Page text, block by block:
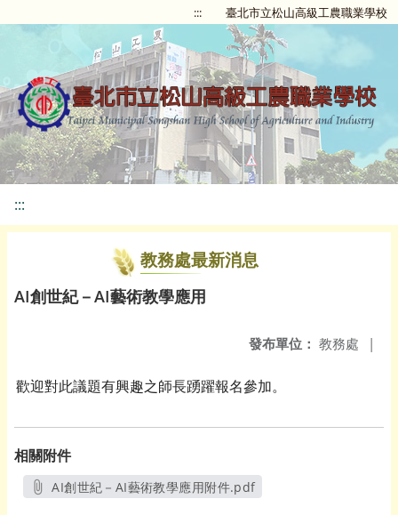
::: 臺北市立松山高級工農職業學校
:::
教務處最新消息
AI創世紀－AI藝術教學應用
發布單位： 教務處 |
歡迎對此議題有興趣之師長踴躍報名參加。
相關附件
AI創世紀－AI藝術教學應用附件.pdf